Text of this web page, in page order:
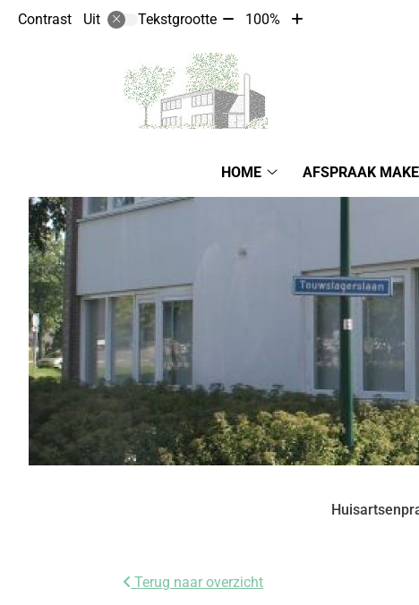
Contrast Uit Tekstgrootte Tekst
met
10%
100%
Tekst
Hoofdmenu
HOME
AFSPRAAK
Terug naar overzicht